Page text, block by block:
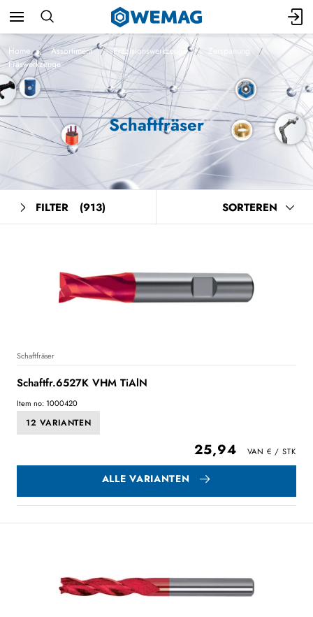
Home Assortiment Präzisionswerkzeuge
Zerspanung
Fräswerkzeuge
Schaftfräser
FILTER (913) SORTEREN
Schaftfräser
Schaftfr.6527K VHM TiAlN
Item no: 1000420
12 VARIANTEN
25,94
ALLE VARIANTEN